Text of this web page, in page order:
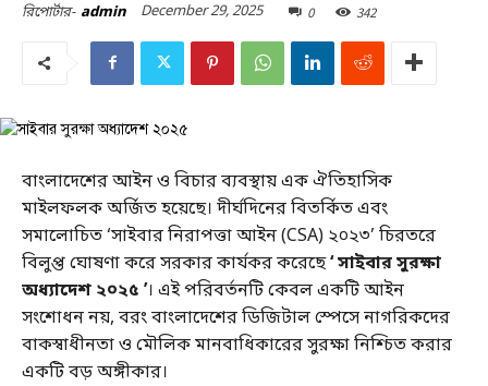
রিপোর্টার- admin December 29, 2025 0 342
বাংলাদেশের আইন ও বিচার ব্যবস্থায় এক ঐতিহাসিক
মাইলফলক অর্জিত হয়েছে। দীর্ঘদিনের বিতর্কিত এবং
সমালোচিত ‘সাইবার নিরাপত্তা আইন (CSA) ২০২৩’ চিরতরে
বিলুপ্ত ঘোষণা করে সরকার কার্যকর করেছে‘ সাইবার সুরক্ষা
অধ্যাদেশ ২০২৫ ’। এই পরিবর্তনটি কেবল একটি আইন
সংশোধন নয়, বরং বাংলাদেশের ডিজিটাল স্পেসে নাগরিকদের
বাকস্বাধীনতা ও মৌলিক মানবাধিকারের সুরক্ষা নিশ্চিত করার
একটি বড় অঙ্গীকার।